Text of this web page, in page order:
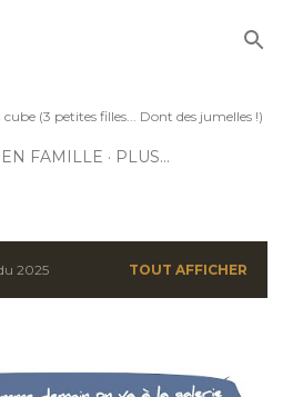
(3 petites filles... Dont des jumelles !)
FAMILLE PLUS…
2025 TOUT AFFICHER